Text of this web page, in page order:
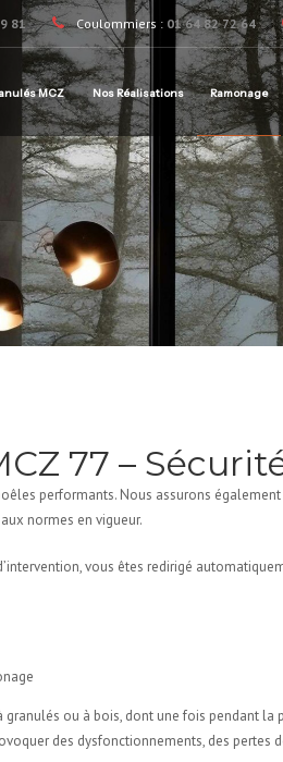
81 Coulommiers : 01 64 82 72 64
MCZ Nos Réalisations Ramonage
77 –
performants. Nous assurons
normes en vigueur.
vous êtes redirigé
ou à bois, dont une fois pendant la
des dysfonctionnements, des